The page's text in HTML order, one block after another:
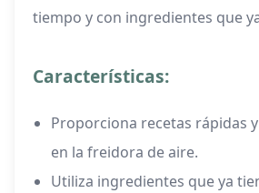
tiempo y con ingredientes que
Características:
Proporciona recetas rápidas
en la freidora de aire.
Utiliza ingredientes que ya